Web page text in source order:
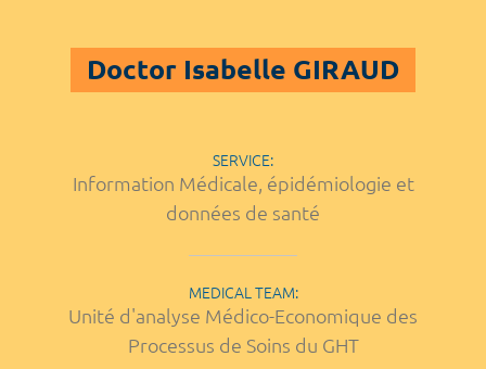
Doctor Isabelle GIRAUD
SERVICE:
Information Médicale, épidémiologie et
données de santé
MEDICAL TEAM:
Unité d'analyse Médico-Economique des
Processus de Soins du GHT